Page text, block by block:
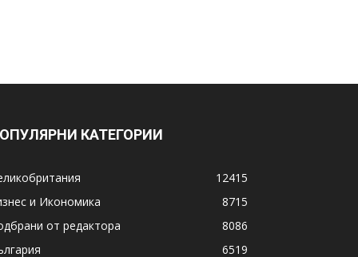
КАТЕГОРИИ
12415
и Икономика
8715
от редактора
8086
6519